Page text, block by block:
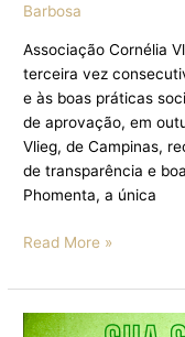
Barbosa
Associação Cornélia
terceira vez
e às boas práticas
de aprovação, em
Vlieg, de Campinas,
de transparência e
Phomenta, a única
Read More »
ASSOCIAÇÃO